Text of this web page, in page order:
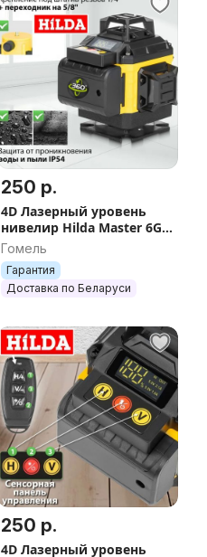
250 р.
4D Лазерный уровень
нивелир Hilda Master 6GX
нивилир лазер зелёный
луч самонивелир
Гомель
Гарантия
Доставка по Беларуси
250 р.
4D Лазерный уровень